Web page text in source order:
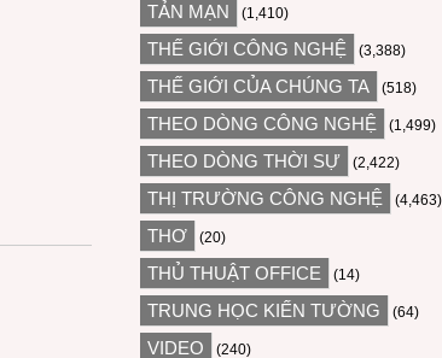
TẢN MẠN (1,410)
THẾ GIỚI CÔNG NGHỆ (3,388)
THẾ GIỚI CỦA CHÚNG TA (518)
THEO DÒNG CÔNG NGHỆ (1,499)
THEO DÒNG THỜI SỰ (2,422)
THỊ TRƯỜNG CÔNG NGHỆ (4,463)
THƠ (20)
THỦ THUẬT OFFICE (14)
TRUNG HỌC KIẾN TƯỜNG (64)
VIDEO (240)